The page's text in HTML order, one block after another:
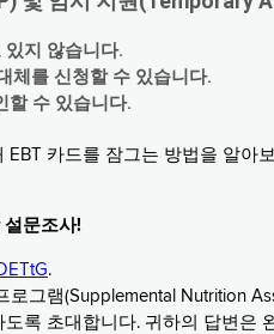
지 않습니다.
체를 신청할 수 있습니다.
할 수 있습니다.
카드를 잠그는 방법을 알아
설문조사!
.
그램(Supplemental Nutrition
록 초대합니다. 귀하의 답변